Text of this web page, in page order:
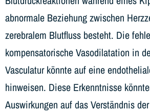
abnormale Beziehung zwischen
zerebralem Blutfluss besteht. Die
kompensatorische Vasodilatation in
Vasculatur könnte auf eine
hinweisen. Diese Erkenntnisse
Auswirkungen auf das Verständnis